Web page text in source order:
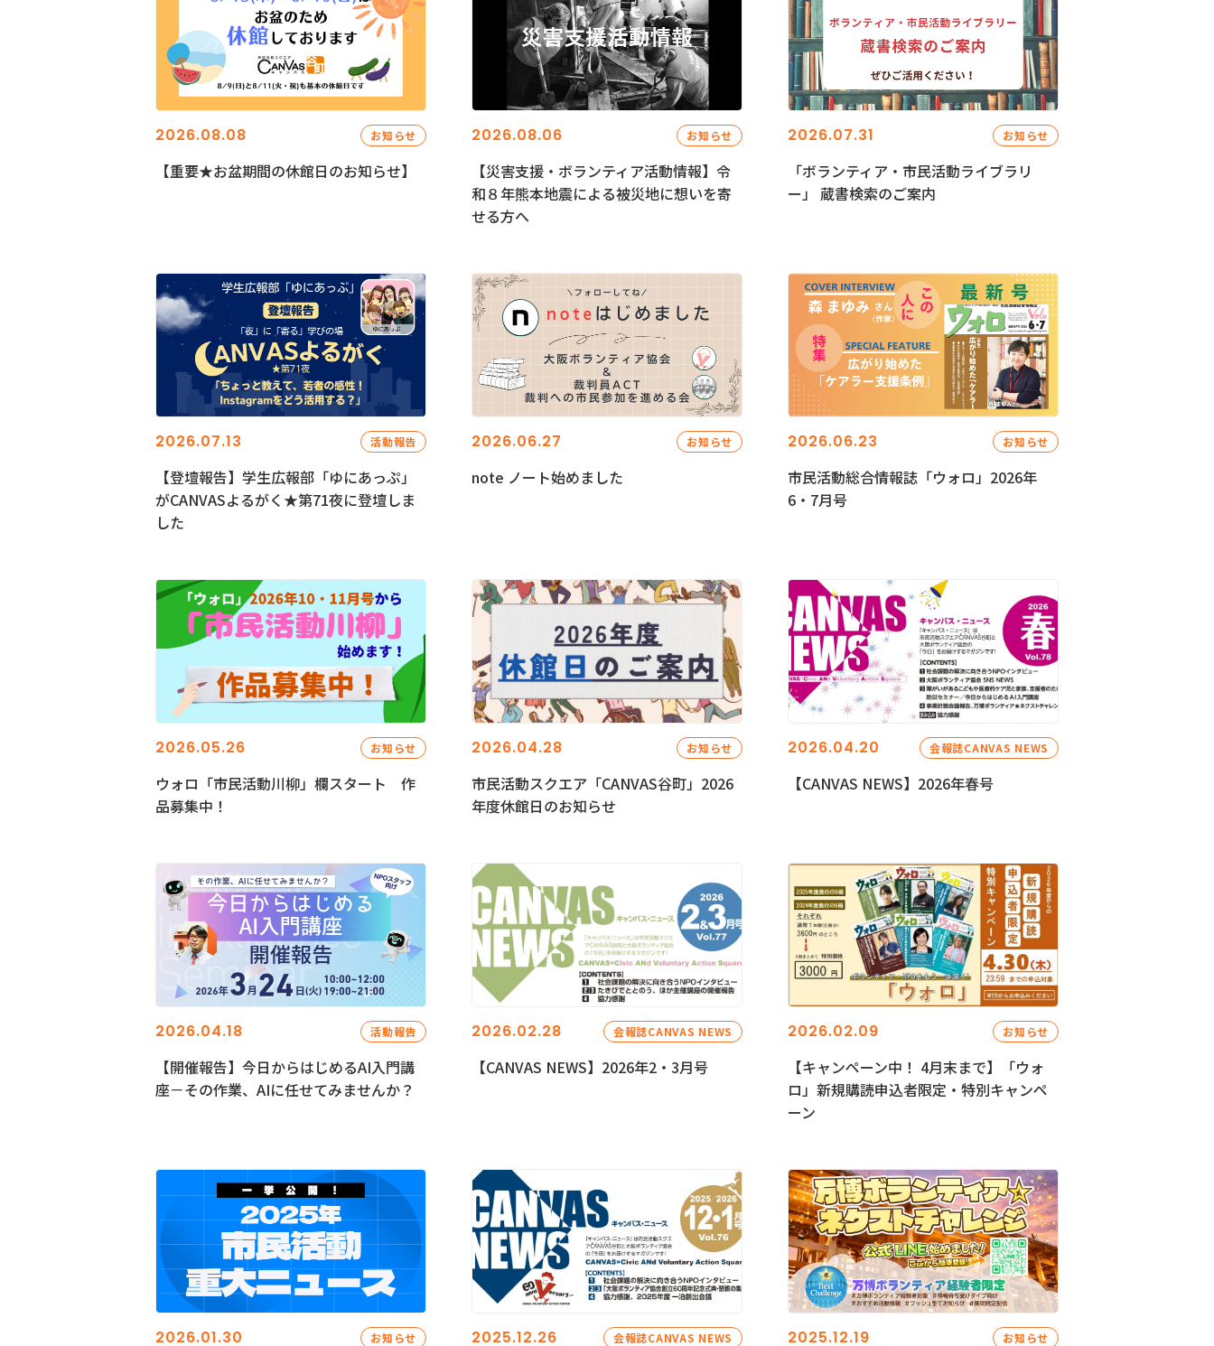
2026.08.08 お知らせ
【重要★お盆期間の休館日のお知らせ】
2026.08.06 お知らせ
【災害支援・ボランティア活動情報】令
和８年熊本地震による被災地に想いを寄
せる方へ
2026.07.31 お知らせ
「ボランティア・市民活動ライブラリ
ー」 蔵書検索のご案内
2026.07.13 活動報告
【登壇報告】学生広報部「ゆにあっぷ」
がCANVASよるがく★第71夜に登壇しま
した
2026.06.27 お知らせ
note ノート始めました
2026.06.23 お知らせ
市民活動総合情報誌「ウォロ」2026年
6・7月号
2026.05.26 お知らせ
ウォロ「市民活動川柳」欄スタート 作
品募集中！
2026.04.28 お知らせ
市民活動スクエア「CANVAS谷町」2026
年度休館日のお知らせ
2026.04.20 会報誌CANVAS NEWS
【CANVAS NEWS】2026年春号
2026.04.18 活動報告
【開催報告】今日からはじめるAI入門講
座－その作業、AIに任せてみませんか？
2026.02.28 会報誌CANVAS NEWS
【CANVAS NEWS】2026年2・3月号
2026.02.09 お知らせ
【キャンペーン中！ 4月末まで】「ウォ
ロ」新規購読申込者限定・特別キャンペ
ーン
2026.01.30 お知らせ 2025.12.26 会報誌CANVAS NEWS 2025.12.19 お知らせ